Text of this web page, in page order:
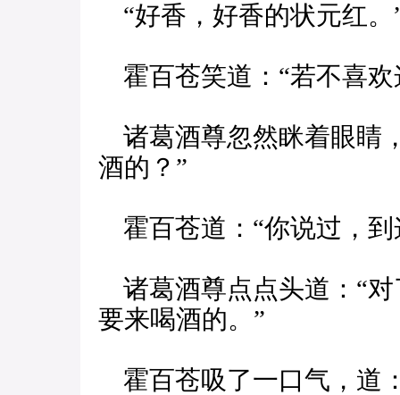
“好香，好香的状元红。
霍百苍笑道：“若不喜
诸葛酒尊忽然眯着眼睛
酒的？”
霍百苍道：“你说过，到
诸葛酒尊点点头道：“
要来喝酒的。”
霍百苍吸了一口气，道